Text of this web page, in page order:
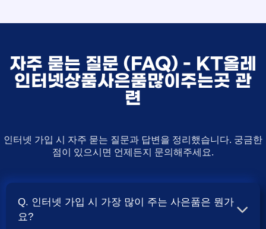
자주 묻는 질문 (FAQ) - KT올레
인터넷상품사은품많이주는곳 관
련
인터넷 가입 시 자주 묻는 질문과 답변을 정리했습니다. 궁금한
점이 있으시면 언제든지 문의해주세요.
Q. 인터넷 가입 시 가장 많이 주는 사은품은 뭔가
요?